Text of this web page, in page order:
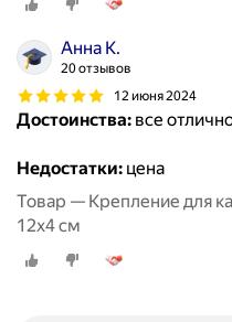
Анна К.
20 отзывов
12 июня 2024
Достоинства: все
Недостатки: цена
Товар — Крепление для
12х4 см